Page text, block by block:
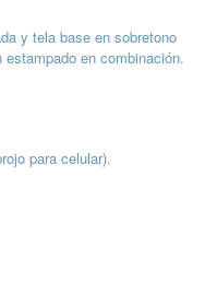
y tela base en sobretono
en combinación.
para celular).